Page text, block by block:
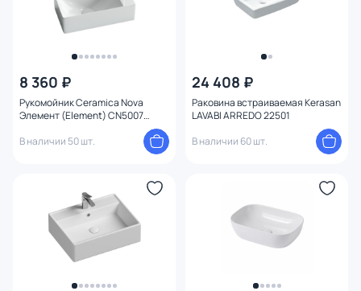
8 360 ₽
Рукомойник Ceramica Nova
Элемент (Element) CN5007
В наличии 50 шт.
24 408 ₽
Раковина встраиваемая Kerasan
LAVABI ARREDO 22501
В наличии 60 шт.